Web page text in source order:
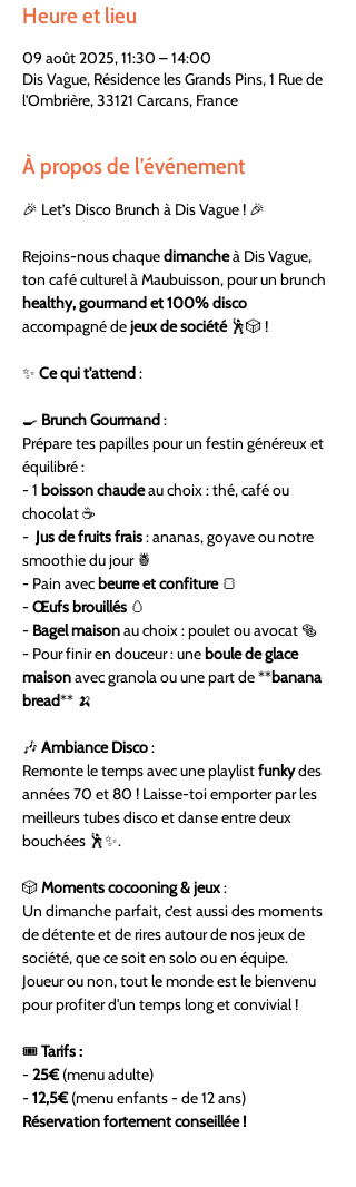
Heure et lieu
09 août 2025, 11:30 – 14:00
Dis Vague, Résidence les Grands Pins, 1 Rue de
l'Ombrière, 33121 Carcans, France
À propos de l'événement
🎉 Let’s Disco Brunch à Dis Vague ! 🎉
Rejoins-nous chaque dimanche à Dis Vague,
ton café culturel à Maubuisson, pour un brunch
healthy, gourmand et 100% disco
accompagné de jeux de société 🕺🎲 !
✨ Ce qui t'attend :
🍳 Brunch Gourmand :
Prépare tes papilles pour un festin généreux et
équilibré :
- 1 boisson chaude au choix : thé, café ou
chocolat ☕
- Jus de fruits frais : ananas, goyave ou notre
smoothie du jour 🍍
- Pain avec beurre et confiture 🍞
- Œufs brouillés 🥚
- Bagel maison au choix : poulet ou avocat 🥯
- Pour finir en douceur : une boule de glace
maison avec granola ou une part de **banana
bread** 🍌
🎶 Ambiance Disco :
Remonte le temps avec une playlist funky des
années 70 et 80 ! Laisse-toi emporter par les
meilleurs tubes disco et danse entre deux
bouchées 🕺✨.
🎲 Moments cocooning & jeux :
Un dimanche parfait, c’est aussi des moments
de détente et de rires autour de nos jeux de
société, que ce soit en solo ou en équipe.
Joueur ou non, tout le monde est le bienvenu
pour profiter d'un temps long et convivial !
🎟 Tarifs :
- 25€ (menu adulte)
- 12,5€ (menu enfants - de 12 ans)
Réservation fortement conseillée !